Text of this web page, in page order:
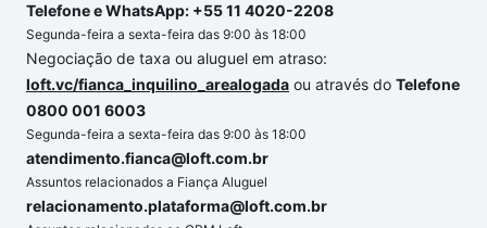
Telefone e WhatsApp: +55 11 4020-2208
Segunda-feira a sexta-feira das 9:00 às 18:00
Negociação de taxa ou aluguel em atraso:
loft.vc/fianca_inquilino_arealogada ou através do Telefone
0800 001 6003
Segunda-feira a sexta-feira das 9:00 às 18:00
atendimento.fianca@loft.com.br
Assuntos relacionados a Fiança Aluguel
relacionamento.plataforma@loft.com.br